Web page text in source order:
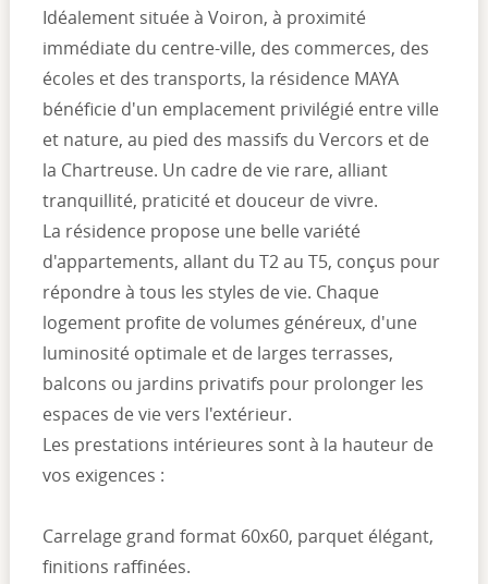
Idéalement située à Voiron, à proximité
immédiate du centre-ville, des commerces, des
écoles et des transports, la résidence MAYA
bénéficie d'un emplacement privilégié entre ville
et nature, au pied des massifs du Vercors et de
la Chartreuse. Un cadre de vie rare, alliant
tranquillité, praticité et douceur de vivre.
La résidence propose une belle variété
d'appartements, allant du T2 au T5, conçus pour
répondre à tous les styles de vie. Chaque
logement profite de volumes généreux, d'une
luminosité optimale et de larges terrasses,
balcons ou jardins privatifs pour prolonger les
espaces de vie vers l'extérieur.
Les prestations intérieures sont à la hauteur de
vos exigences :
Carrelage grand format 60x60, parquet élégant,
finitions raffinées.